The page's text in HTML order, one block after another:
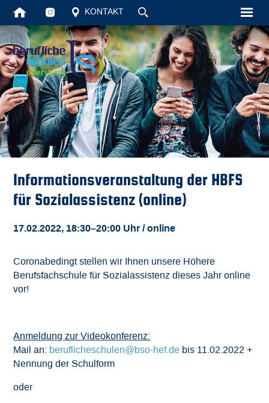
KONTAKT
Informationsveranstaltung der HBFS
für Sozialassistenz (online)
17.02.2022, 18:30–20:00 Uhr/ online
Coronabedingt stellen wir Ihnen unsere Höhere
Berufsfachschule für Sozialassistenz dieses Jahr online
vor!
Anmeldung zur Videokonferenz:
Mail an: beruflicheschulen@bso-hef.de bis 11.02.2022 +
Nennung der Schulform
oder
Startseite
Unsere
Schüler
Vollzeit
Impressum